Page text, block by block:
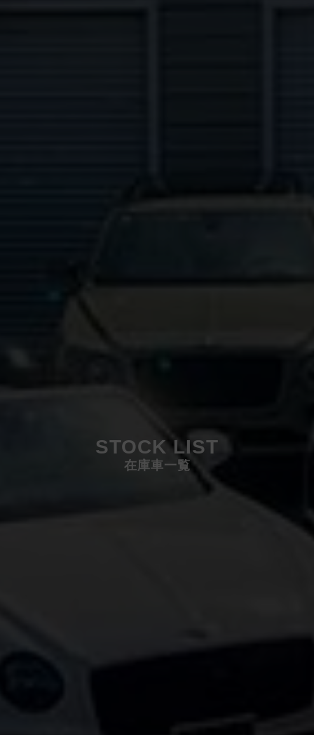
STOCK LIST
在庫車一覧